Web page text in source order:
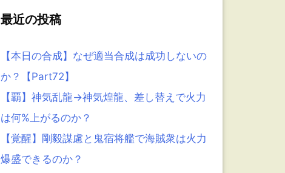
最近の投稿
【本日の合成】なぜ適当合成は成功しないの
か？【Part72】
【覇】神気乱龍→神気煌龍、差し替えで火力
は何%上がるのか？
【覚醒】剛毅謀慮と鬼宿将艦で海賊衆は火力
爆盛できるのか？